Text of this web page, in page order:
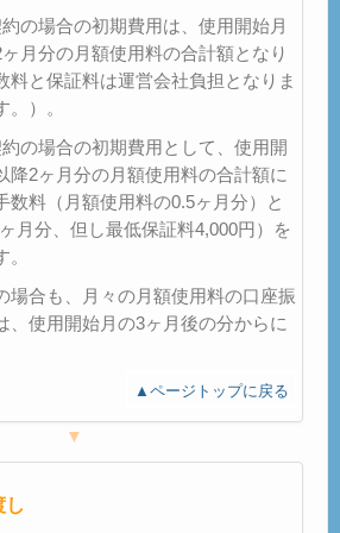
の場合の初期費用は、使用開始月
月分の月額使用料の合計額となり
料と保証料は運営会社負担となりま
）。
の場合の初期費用として、使用開
降2ヶ月分の月額使用料の合計額に
数料（月額使用料の0.5ヶ月分）と
月分、但し最低保証料4,000円）を
場合も、月々の月額使用料の口座振
、使用開始月の3ヶ月後の分からに
▲ページトップに戻る
▼
し